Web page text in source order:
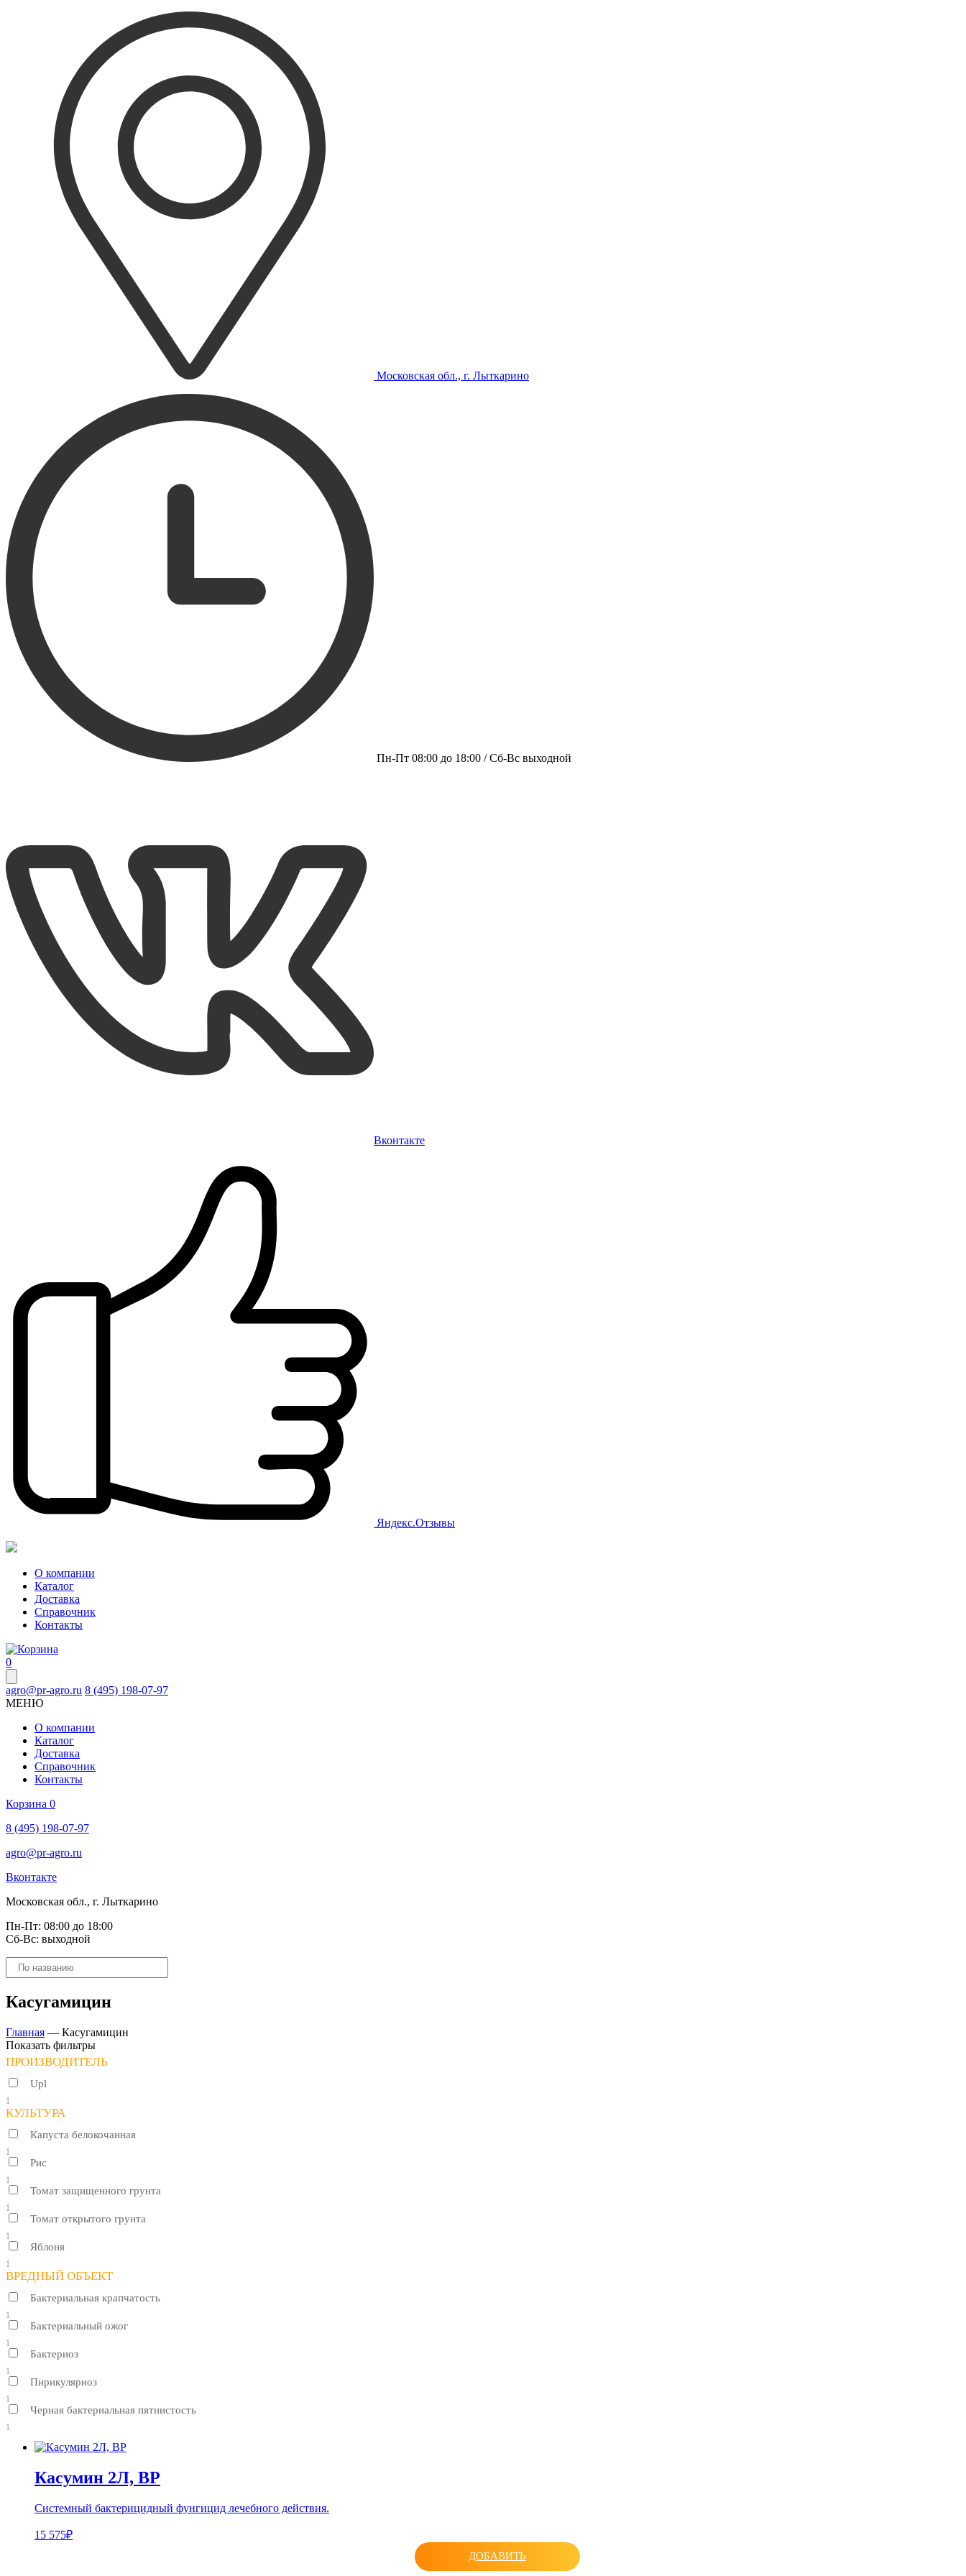
Московская обл., г. Лыткарино
Пн-Пт 08:00 до 18:00 / Сб-Вс выходной
Вконтакте
Яндекс.Отзывы
О компании
Каталог
Доставка
Справочник
Контакты
0
agro@pr-agro.ru 8 (495) 198-07-97
МЕНЮ
О компании
Каталог
Доставка
Справочник
Контакты
Корзина 0
8 (495) 198-07-97
agro@pr-agro.ru
Вконтакте
Московская обл., г. Лыткарино
Пн-Пт: 08:00 до 18:00
Сб-Вс: выходной
Поиск
товаров
Касугамицин
Главная — Касугамицин
Показать фильтры
ПРОИЗВОДИТЕЛЬ
Upl
1
КУЛЬТУРА
Капуста белокочанная
1
Рис
1
Томат защищенного грунта
1
Томат открытого грунта
1
Яблоня
1
ВРЕДНЫЙ ОБЪЕКТ
Бактериальная крапчатость
1
Бактериальный ожог
1
Бактериоз
1
Пирикуляриоз
1
Черная бактериальная пятнистость
1
Касумин 2Л, ВР
Системный бактерицидный фунгицид лечебного действия.
15 575₽
ДОБАВИТЬ